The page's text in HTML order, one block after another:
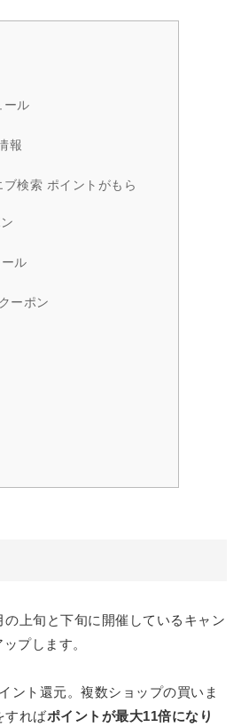
ール
報
検索 ポイントがもら
ル
ーポン
の上旬と下旬に開催しているキャン
プします。
ント還元。複数ショップの買いま
すればポイントが最大11倍になり